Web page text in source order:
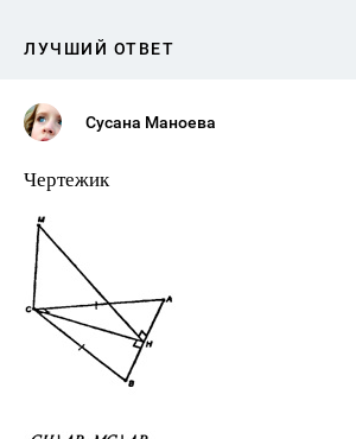
ЛУЧШИЙ ОТВЕТ
Сусана Маноева
Чертежик